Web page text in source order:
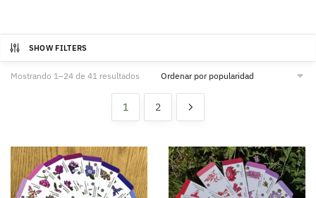
SHOW FILTERS
Mostrando 1–24 de 41 resultados Ordenado
1 2